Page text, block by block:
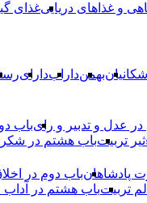
و غذاهای دریاییغذای
اشکانیانبهمندارابدارای
در عدل و تدبیر و رایباب
تربیتباب هشتم در
پادشاهانباب دوم در
تربیتباب هشتم در